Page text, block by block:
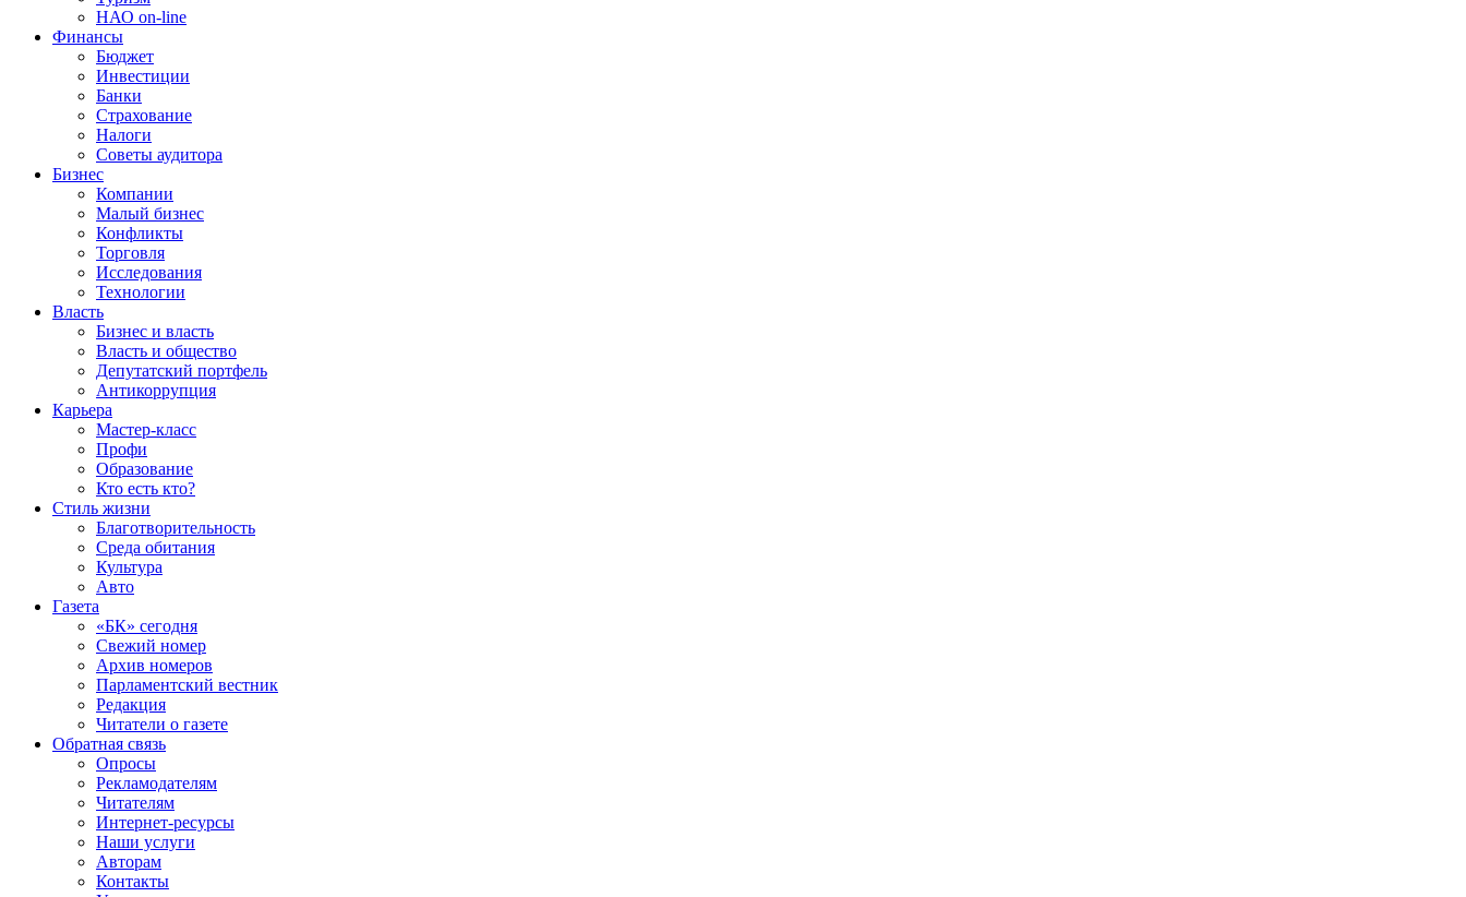
НАО on-line
Финансы
Бюджет
Инвестиции
Банки
Страхование
Налоги
Советы аудитора
Бизнес
Компании
Малый бизнес
Конфликты
Торговля
Исследования
Технологии
Власть
Бизнес и власть
Власть и общество
Депутатский портфель
Антикоррупция
Карьера
Мастер-класс
Профи
Образование
Кто есть кто?
Стиль жизни
Благотворительность
Среда обитания
Культура
Авто
Газета
«БК» сегодня
Свежий номер
Архив номеров
Парламентский вестник
Редакция
Читатели о газете
Обратная связь
Опросы
Рекламодателям
Читателям
Интернет-ресурсы
Наши услуги
Авторам
Контакты